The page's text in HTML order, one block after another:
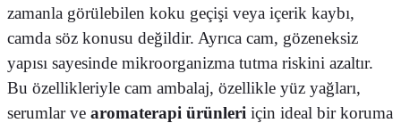
zamanla görülebilen koku geçişi veya içerik kaybı,
camda söz konusu değildir. Ayrıca cam, gözeneksiz
yapısı sayesinde mikroorganizma tutma riskini azaltır.
Bu özellikleriyle cam ambalaj, özellikle yüz yağları,
serumlar ve aromaterapi ürünleri için ideal bir koruma